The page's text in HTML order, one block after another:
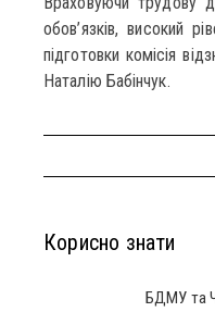
обов’язків, високий
підготовки комісія
Наталію Бабінчук.
Корисно знати
БДМУ та